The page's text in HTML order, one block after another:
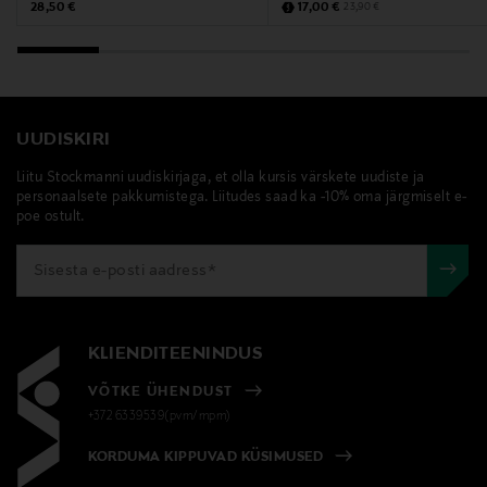
Seine, France
https://www.clarins.fi/Asiakaspalvelu-OtaYhteytta/
Märksõnad
Clarins, silmaümbruskreem, näohooldus
Original Price
28,50 €
Discounted Price
17,00 € Original Price
23,90 €
UUDISKIRI
Liitu Stockmanni uudiskirjaga, et olla kursis värskete uudiste ja
personaalsete pakkumistega. Liitudes saad ka -10% oma järgmiselt e-
poe ostult.
KLIENDITEENINDUS
VÕTKE ÜHENDUST
+372 6339539(pvm/mpm)
KORDUMA KIPPUVAD KÜSIMUSED